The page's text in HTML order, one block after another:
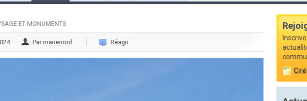
ET MONUMENTS
Par marienord Réagir